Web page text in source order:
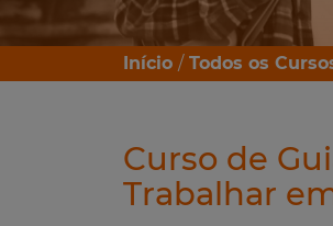
Início Todos os
Curso de
Trabalhar